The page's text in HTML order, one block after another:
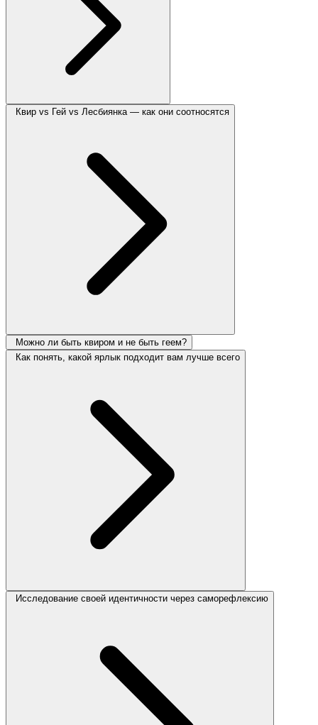
Квир vs Гей vs Лесбиянка — как они соотносятся
Можно ли быть квиром и не быть геем?
Как понять, какой ярлык подходит вам лучше всего
Исследование своей идентичности через саморефлексию